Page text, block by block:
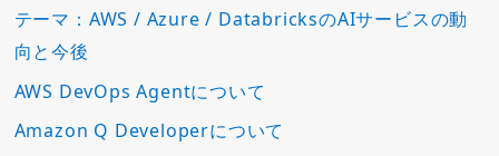
テーマ：AWS / Azure / DatabricksのAIサービスの動
向と今後
AWS DevOps Agentについて
Amazon Q Developerについて